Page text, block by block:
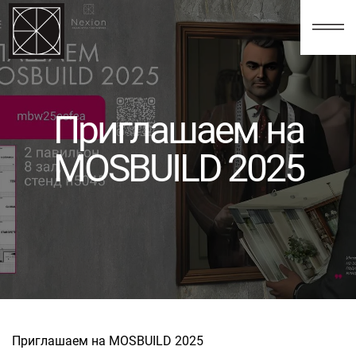
123
Приглашаем на
MOSBUILD 2025
Приглашаем на MOSBUILD 2025